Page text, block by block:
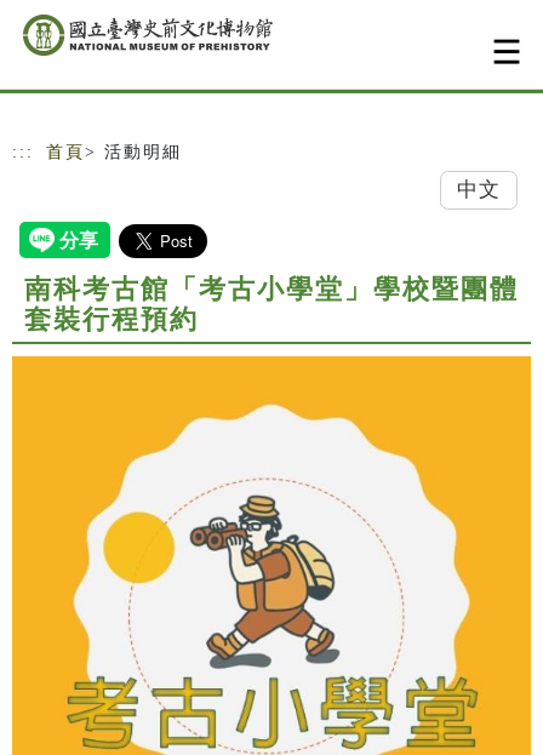
跳到主要內容
網站導覽
::: 首頁 > 活動明細
中文
南科考古館「考古小學堂」學校暨團體
套裝行程預約